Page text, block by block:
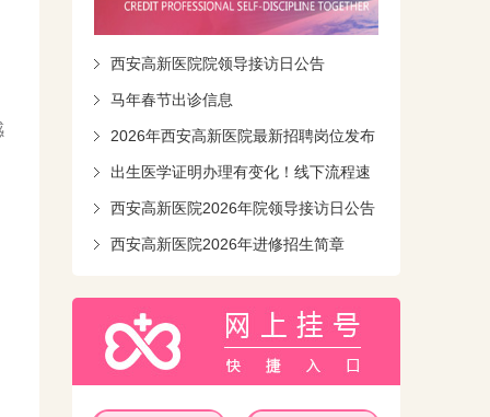
西安高新医院院领导接访日公告
马年春节出诊信息
2026年西安高新医院最新招聘岗位发布
出生医学证明办理有变化！线下流程速
知！
西安高新医院2026年院领导接访日公告
西安高新医院2026年进修招生简章